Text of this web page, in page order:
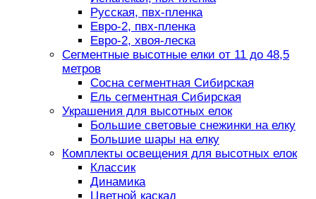
Русская, пвх-пленка
Евро-2, пвх-пленка
Евро-2, хвоя-леска
Сегментные высотные елки от 11 до 48,5
метров
Сосна сегментная Сибирская
Ель сегментная Сибирская
Украшения для высотных елок
Большие световые снежинки на елку
Большие шары на елку
Комплекты освещения для высотных елок
Классик
Динамика
Цветной каскад